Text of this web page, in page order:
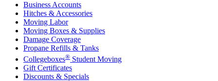
Business Accounts
Hitches & Accessories
Moving Labor
Moving Boxes & Supplies
Damage Coverage
Propane Refills & Tanks
Collegeboxes® Student Moving
Gift Certificates
Discounts & Specials